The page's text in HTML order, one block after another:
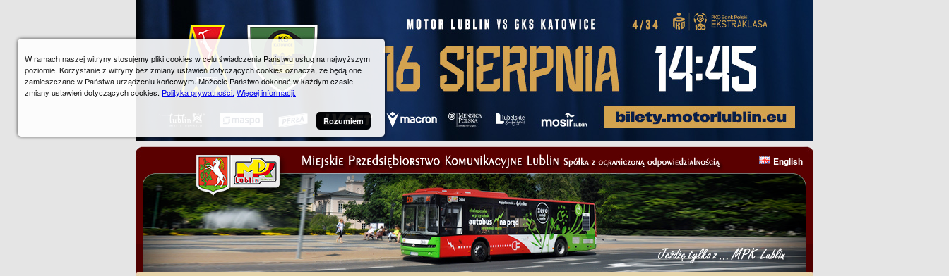
English
W ramach naszej witryny stosujemy pliki cookies w celu świadczenia Państwu usług na najwyższym
poziomie. Korzystanie z witryny bez zmiany ustawień dotyczących cookies oznacza, że będą one
zamieszczane w Państwa urządzeniu końcowym. Możecie Państwo dokonać w każdym czasie
zmiany ustawień dotyczących cookies. Polityka prywatności. Więcej informacji.
Rozumiem